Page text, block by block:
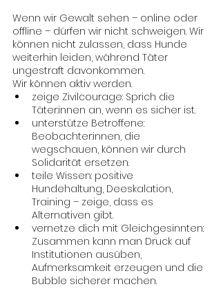
Wenn wir Gewalt sehen – online oder
offline – dürfen wir nicht schweigen. Wir
können nicht zulassen, dass Hunde
weiterhin leiden, während Täter
ungestraft davonkommen.
Wir können aktiv werden.
zeige Zivilcourage: Sprich die
Täter:innen an, wenn es sicher ist.
unterstütze Betroffene:
Beobachter:innen, die
wegschauen, können wir durch
Solidarität ersetzen.
teile Wissen: positive
Hundehaltung, Deeskalation,
Training – zeige, dass es
Alternativen gibt.
vernetze dich mit Gleichgesinnten:
Zusammen kann man Druck auf
Institutionen ausüben,
Aufmerksamkeit erzeugen und die
Bubble sicherer machen.